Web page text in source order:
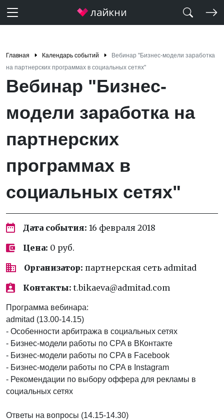
Главная Календарь событий
Вебинар "Бизнес-модели заработка
на партнерских программах в социальных сетях"
Вебинар "Бизнес-
модели заработка на
партнерских
программах в
социальных сетях"
Дата события: 16 февраля 2018
Цена: 0 руб.
Организатор: партнерская сеть admitad
Контакты: t.bikaeva@admitad.com
Программа вебинара:
admitad (13.00-14.15)
- Особенности арбитража в социальных сетях
- Бизнес-модели работы по CPA в ВКонтакте
- Бизнес-модели работы по CPA в Facebook
- Бизнес-модели работы по CPA в Instagram
- Рекомендации по выбору оффера для рекламы в
социальных сетях
Ответы на вопросы (14.15-14.30)